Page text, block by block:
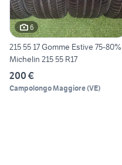
6
215 55 17 Gomme Estive 75-80%
Michelin 215 55 R17
200 €
Campolongo Maggiore(VE)